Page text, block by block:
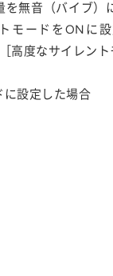
を無音（バイブ）
モードをONに
高度なサイレン
に設定した場合